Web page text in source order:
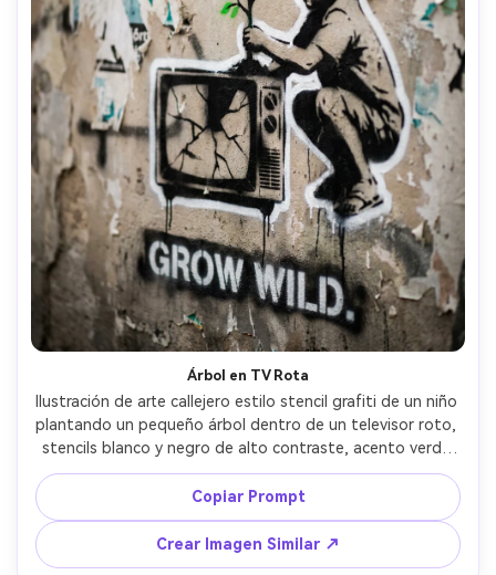
Árbol en TV Rota
Ilustración de arte callejero estilo stencil grafiti de un niño
plantando un pequeño árbol dentro de un televisor roto,
stencils blanco y negro de alto contraste, acento verde
brillante en las hojas, muro de yeso sucio con restos de
papel desgarrado, sangrado de stencil y goteos de
aerosol, crítica tecnológica optimista, composición
central tipo póster, lente de 85 mm, poca profundidad de
campo, iluminación suave cinematográfica --ar 4:5
Copiar Prompt
Crear Imagen Similar ↗